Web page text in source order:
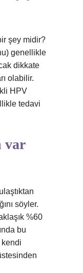
şey midir?
genellikle
dikkate
olabilir.
HPV
tedavi
var
söyler.
%60
bu
kendi